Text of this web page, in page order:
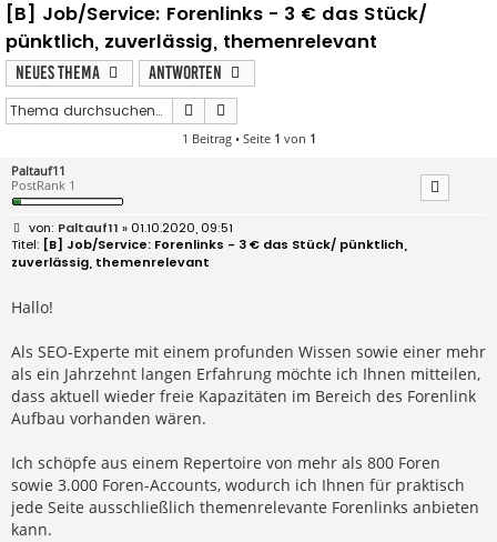
[B] Job/Service: Forenlinks - 3 € das Stück/
pünktlich, zuverlässig, themenrelevant
Neues Thema
Antworten
Suche
1 Beitrag • Seite 1 von 1
Paltauf11
PostRank 1
B
e
i
t
a
g
Paltauf11 » 01.10.2020, 09:51
[B] Job/Service: Forenlinks - 3 € das Stück/ pünktlich,
zuverlässig, themenrelevant
Hallo!
Als SEO-Experte mit einem profunden Wissen sowie einer mehr
als ein Jahrzehnt langen Erfahrung möchte ich Ihnen mitteilen,
dass aktuell wieder freie Kapazitäten im Bereich des Forenlink
Aufbau vorhanden wären.
Ich schöpfe aus einem Repertoire von mehr als 800 Foren
sowie 3.000 Foren-Accounts, wodurch ich Ihnen für praktisch
jede Seite ausschließlich themenrelevante Forenlinks anbieten
kann.